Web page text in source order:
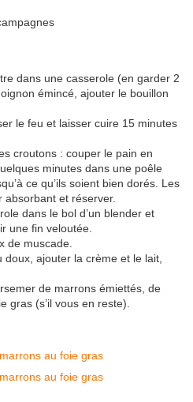
dans une casserole (en garder 2
émincé, ajouter le bouillon
le feu et laisser cuire 15 minutes
croutons : couper le pain en
minutes dans une poêle
ce qu’ils soient bien dorés. Les
absorbant et réserver.
dans le bol d’un blender et
une fin veloutée.
de muscade.
ajouter la crème et le lait,
de marrons émiettés, de
gras (s’il vous en reste).